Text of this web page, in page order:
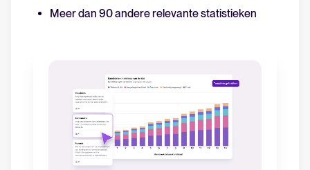
Meer dan 90 andere relevante statistieken